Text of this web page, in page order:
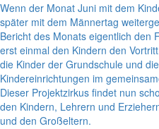
Wenn der Monat Juni mit dem
später mit dem Männertag
Bericht des Monats eigentlich den
erst einmal den Kindern den
die Kinder der Grundschule und
Kindereinrichtungen im
Dieser Projektzirkus findet nun
den Kindern, Lehrern und
und den Großeltern.